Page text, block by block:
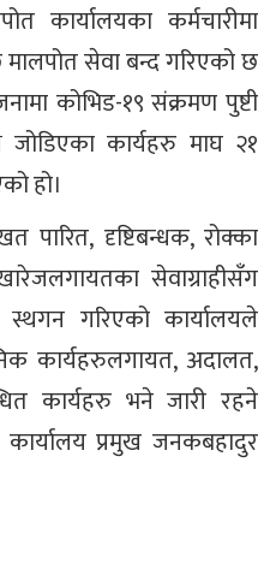
कार्यालयका कर्मचारीमा
सेवा बन्द गरिएको छ
कोभिड-१९ संक्रमण पुष्टी
जोडिएका कार्यहरु माघ २१
हो।
पारित, दृष्टिबन्धक, रोक्का
सेवाग्राहीसँग
स्थगन गरिएको कार्यालयले
कार्यहरुलगायत, अदालत,
कार्यहरु भने जारी रहने
प्रमुख जनकबहादुर